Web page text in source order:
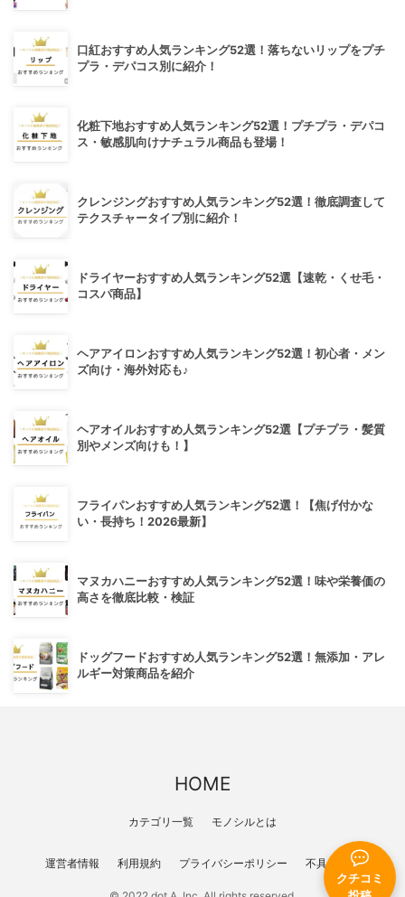
クチコミ
口紅おすすめ人気ランキング52選！落ちないリップをプチ
プラ・デパコス別に紹介！
化粧下地おすすめ人気ランキング52選！プチプラ・デパコ
ス・敏感肌向けナチュラル商品も登場！
クレンジングおすすめ人気ランキング52選！徹底調査して
テクスチャータイプ別に紹介！
ドライヤーおすすめ人気ランキング52選【速乾・くせ毛・
コスパ商品】
ヘアアイロンおすすめ人気ランキング52選！初心者・メン
ズ向け・海外対応も♪
ヘアオイルおすすめ人気ランキング52選【プチプラ・髪質
別やメンズ向けも！】
フライパンおすすめ人気ランキング52選！【焦げ付かな
い・長持ち！2026最新】
マヌカハニーおすすめ人気ランキング52選！味や栄養価の
高さを徹底比較・検証
ドッグフードおすすめ人気ランキング52選！無添加・アレ
ルギー対策商品を紹介
HOME
カテゴリ一覧 モノシルとは
運営者情報 利用規約 プライバシーポリシー 不具合報告